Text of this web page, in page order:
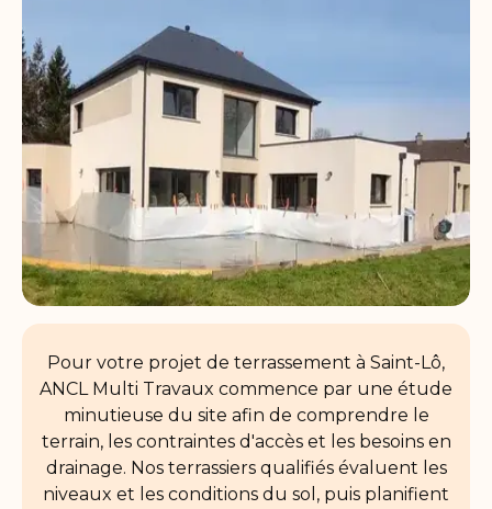
Pour votre projet de terrassement à Saint-Lô,
ANCL Multi Travaux commence par une étude
minutieuse du site afin de comprendre le
terrain, les contraintes d'accès et les besoins en
drainage. Nos terrassiers qualifiés évaluent les
niveaux et les conditions du sol, puis planifient